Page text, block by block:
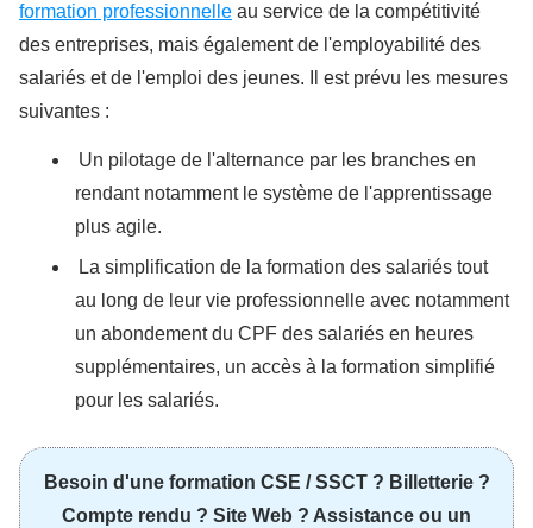
formation professionnelle au service de la compétitivité
des entreprises, mais également de l'employabilité des
salariés et de l'emploi des jeunes. Il est prévu les mesures
suivantes :
Un pilotage de l'alternance par les branches en
rendant notamment le système de l'apprentissage
plus agile.
La simplification de la formation des salariés tout
au long de leur vie professionnelle avec notamment
un abondement du CPF des salariés en heures
supplémentaires, un accès à la formation simplifié
pour les salariés.
Besoin d'une formation CSE / SSCT ? Billetterie ?
Compte rendu ? Site Web ? Assistance ou un